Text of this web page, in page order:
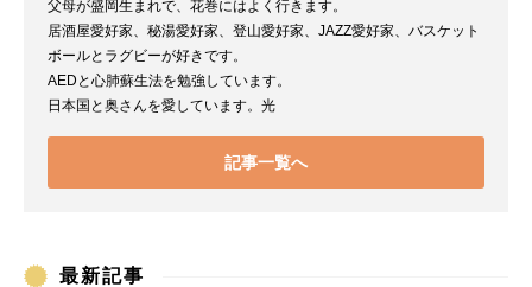
父母が盛岡生まれで、花巻にはよく行きます。
居酒屋愛好家、秘湯愛好家、登山愛好家、JAZZ愛好家、バスケット
ボールとラグビーが好きです。
AEDと心肺蘇生法を勉強しています。
日本国と奥さんを愛しています。光
記事一覧へ
最新記事